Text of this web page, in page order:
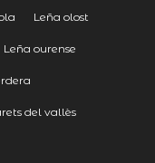
Leña olost
Leña ourense
del vallès